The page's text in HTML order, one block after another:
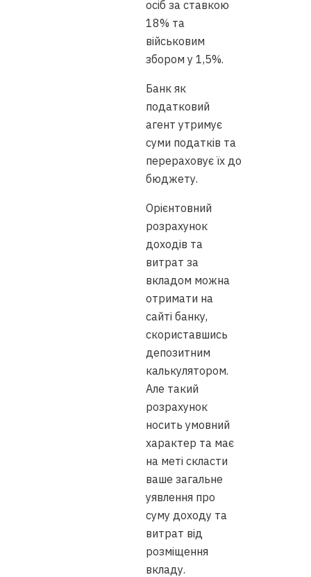
осіб за ставкою
18% та
військовим
збором у 1,5%.
Банк як
податковий
агент утримує
суми податків та
перераховує їх до
бюджету.
Орієнтовний
розрахунок
доходів та
витрат за
вкладом можна
отримати на
сайті банку,
скориставшись
депозитним
калькулятором.
Але такий
розрахунок
носить умовний
характер та має
на меті скласти
ваше загальне
уявлення про
суму доходу та
витрат від
розміщення
вкладу.